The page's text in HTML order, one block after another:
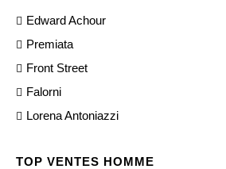
Edward Achour
Premiata
Front Street
Falorni
Lorena Antoniazzi
TOP VENTES HOMME